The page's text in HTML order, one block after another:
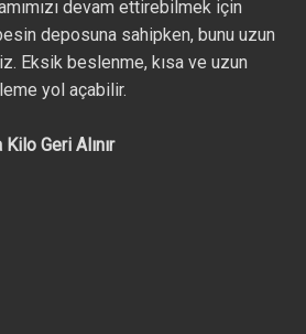
devam ettirebilmek için
deposuna sahipken, bunu uzun
Eksik beslenme, kısa ve uzun
yol açabilir.
Geri Alınır